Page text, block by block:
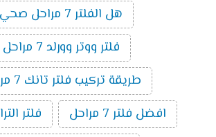
هل الفلتر 7 مراحل صحي
فلتر ووتر وورلد 7 مراحل
طريقة تركيب فلتر تانك 7 مراحل
افضل فلتر 7 مراحل
فلتر الترا 7 مراحل